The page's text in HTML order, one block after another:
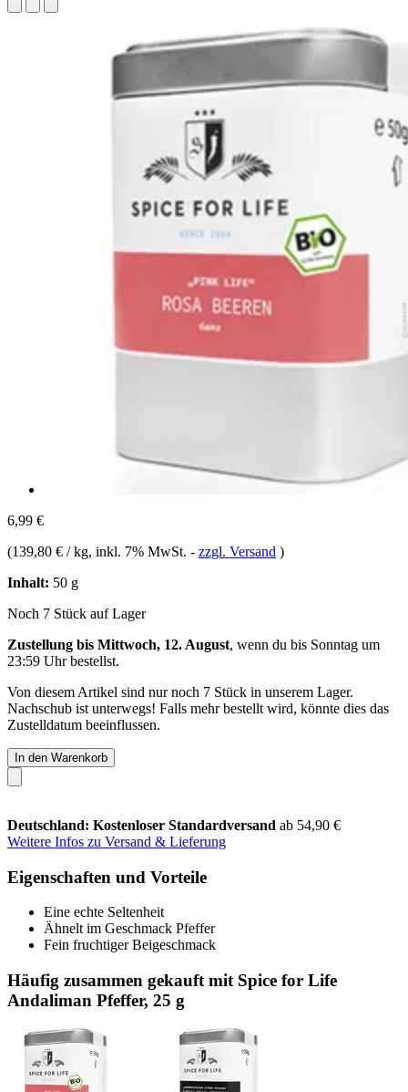
6,99 €
(139,80 € / kg, inkl. 7% MwSt. - zzgl. Versand )
Inhalt: 50 g
Noch 7 Stück auf Lager
Zustellung bis Mittwoch, 12. August, wenn du bis Sonntag um
23:59 Uhrbestellst.
Von diesem Artikel sind nur noch 7 Stück in unserem Lager.
Nachschub ist unterwegs! Falls mehr bestellt wird, könnte dies das
Zustelldatum beeinflussen.
In den Warenkorb
Deutschland: Kostenloser Standardversand ab 54,90 €
Weitere Infos zu Versand & Lieferung
Eigenschaften und Vorteile
Eine echte Seltenheit
Ähnelt im Geschmack Pfeffer
Fein fruchtiger Beigeschmack
Häufig zusammen gekauft mit Spice for Life
Andaliman Pfeffer, 25 g